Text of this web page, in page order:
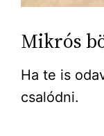
Mikrós
Ha te is
csalódni.